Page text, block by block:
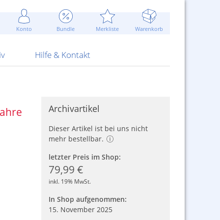
Konto Bundle Merkliste Warenkorb
Attrappen Blitzschnell...
Sommerpreise u.v.m.
ARS Pirotecnia
Hilfe & Kontakt
Kontaktformular
AGB
Archivartikel
Dieser Artikel ist bei uns nicht
mehr bestellbar.
letzter Preis im Shop:
79,99 €
inkl. 19% MwSt.
In Shop aufgenommen:
15. November 2025